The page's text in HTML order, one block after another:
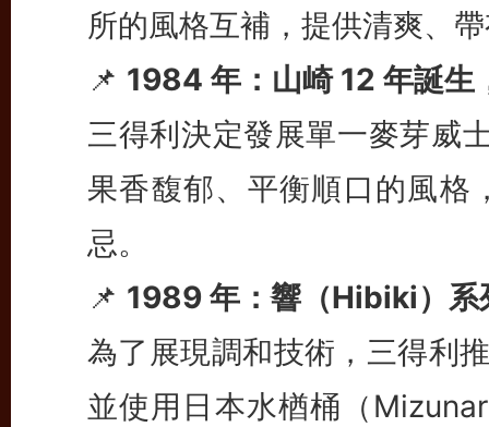
所的風格互補，提供清爽、
📌 1984 年：山崎 12 年誕生
三得利決定發展單一麥芽威
果香馥郁、平衡順口的風格
忌。
📌 1989 年：響（Hibiki）系
為了展現調和技術，三得利
並使用日本水楢桶（